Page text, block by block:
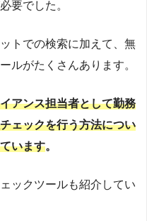
要でした。
トでの検索に加えて、無
ルがたくさんあります。
アンス担当者として勤務
ェックを行う方法につい
います。
ックツールも紹介してい